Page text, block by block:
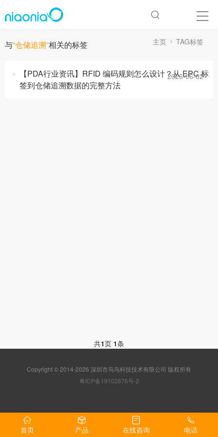
与“仓储追溯”相关的标签 主页 TAG标签
【PDA行业资讯】RFID 编码规则怎么设计？从 EPC 标
签到仓储追溯数据的完整方法
2026-06-02
共1页 1条
Copyright © 2014-2026 深圳市鸟鸟科技技术有限公司 版权所有
粤ICP备19102876号-2
首页 产品 在线咨询 电话